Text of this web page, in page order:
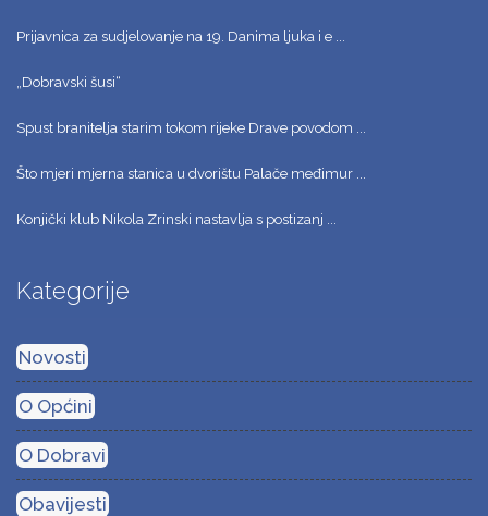
Prijavnica za sudjelovanje na 19. Danima ljuka i e ...
„Dobravski šusi“
Spust branitelja starim tokom rijeke Drave povodom ...
Što mjeri mjerna stanica u dvorištu Palače međimur ...
Konjički klub Nikola Zrinski nastavlja s postizanj ...
Kategorije
Novosti
O Općini
O Dobravi
Obavijesti